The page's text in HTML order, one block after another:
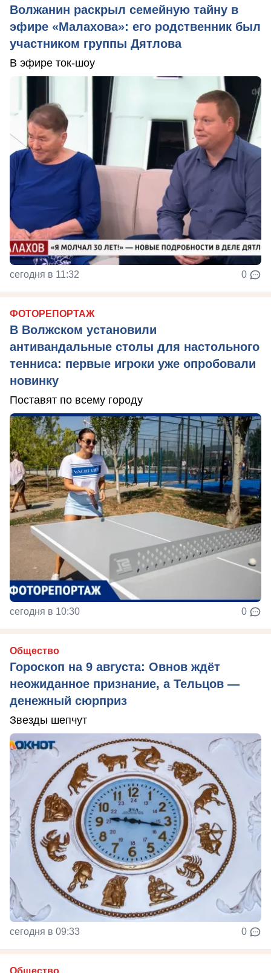
Волжанин раскрыл семейную тайну в
эфире «Малахова»: его родственник был
участником группы Дятлова
В эфире ток-шоу
сегодня в 11:32 0
ФОТОРЕПОРТАЖ
В Волжском установили
антивандальные столы для настольного
тенниса: первые игроки уже опробовали
новинку
Поставят по всему городу
сегодня в 10:30 0
Общество
Гороскоп на 9 августа: Овнов ждёт
неожиданное признание, а Тельцов —
денежный сюрприз
Звезды шепчут
сегодня в 09:33 0